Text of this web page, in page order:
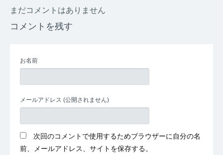
まだコメントはありません
コメントを残す
お名前
メールアドレス (公開されません)
次回のコメントで使用するためブラウザーに自分の名
前、メールアドレス、サイトを保存する。